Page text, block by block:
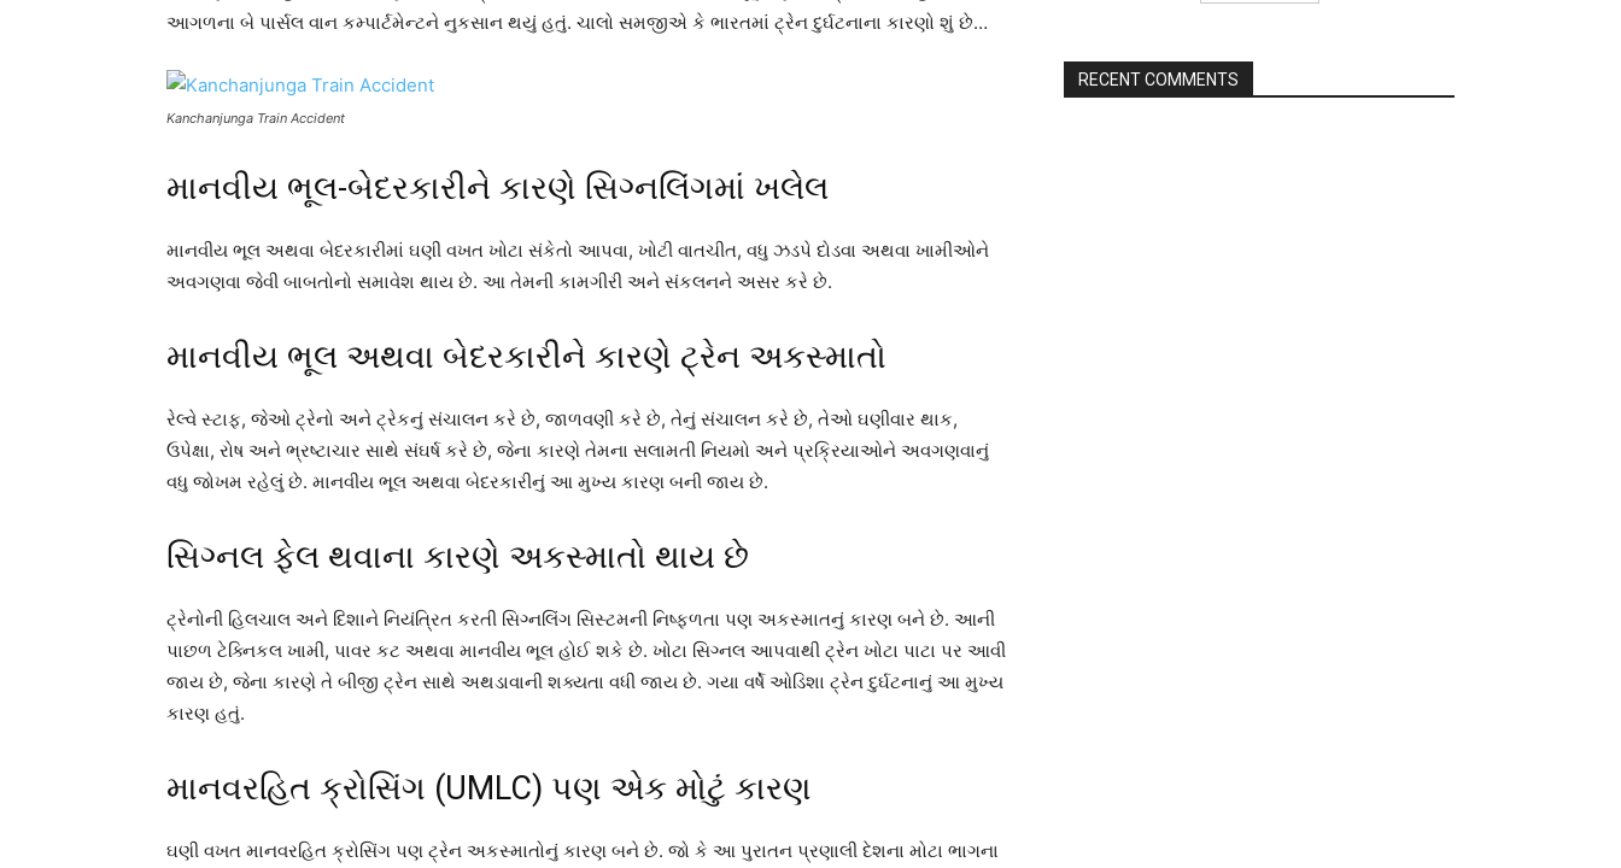
આગળના બે પાર્સલ વાન કમ્પાર્ટમેન્ટને નુકસાન થયું હતું. ચાલો સમજીએ કે ભારતમાં ટ્રેન દુર્ઘટનાના કારણો શું છે…
Kanchanjunga Train Accident
માનવીય ભૂલ-બેદરકારીને કારણે સિગ્નલિંગમાં ખલેલ
માનવીય ભૂલ અથવા બેદરકારીમાં ઘણી વખત ખોટા સંકેતો આપવા, ખોટી વાતચીત, વધુ ઝડપે દોડવા અથવા ખામીઓને
અવગણવા જેવી બાબતોનો સમાવેશ થાય છે. આ તેમની કામગીરી અને સંકલનને અસર કરે છે.
માનવીય ભૂલ અથવા બેદરકારીને કારણે ટ્રેન અકસ્માતો
રેલ્વે સ્ટાફ, જેઓ ટ્રેનો અને ટ્રેકનું સંચાલન કરે છે, જાળવણી કરે છે, તેનું સંચાલન કરે છે, તેઓ ઘણીવાર થાક,
ઉપેક્ષા, રોષ અને ભ્રષ્ટાચાર સાથે સંઘર્ષ કરે છે, જેના કારણે તેમના સલામતી નિયમો અને પ્રક્રિયાઓને અવગણવાનું
વધુ જોખમ રહેલું છે. માનવીય ભૂલ અથવા બેદરકારીનું આ મુખ્ય કારણ બની જાય છે.
સિગ્નલ ફેલ થવાના કારણે અકસ્માતો થાય છે
ટ્રેનોની હિલચાલ અને દિશાને નિયંત્રિત કરતી સિગ્નલિંગ સિસ્ટમની નિષ્ફળતા પણ અકસ્માતનું કારણ બને છે. આની
પાછળ ટેક્નિકલ ખામી, પાવર કટ અથવા માનવીય ભૂલ હોઈ શકે છે. ખોટા સિગ્નલ આપવાથી ટ્રેન ખોટા પાટા પર આવી
જાય છે, જેના કારણે તે બીજી ટ્રેન સાથે અથડાવાની શક્યતા વધી જાય છે. ગયા વર્ષે ઓડિશા ટ્રેન દુર્ઘટનાનું આ મુખ્ય
કારણ હતું.
માનવરહિત ક્રોસિંગ (UMLC) પણ એક મોટું કારણ
ઘણી વખત માનવરહિત ક્રોસિંગ પણ ટ્રેન અકસ્માતોનું કારણ બને છે. જો કે આ પુરાતન પ્રણાલી દેશના મોટા ભાગના
RECENT COMMENTS